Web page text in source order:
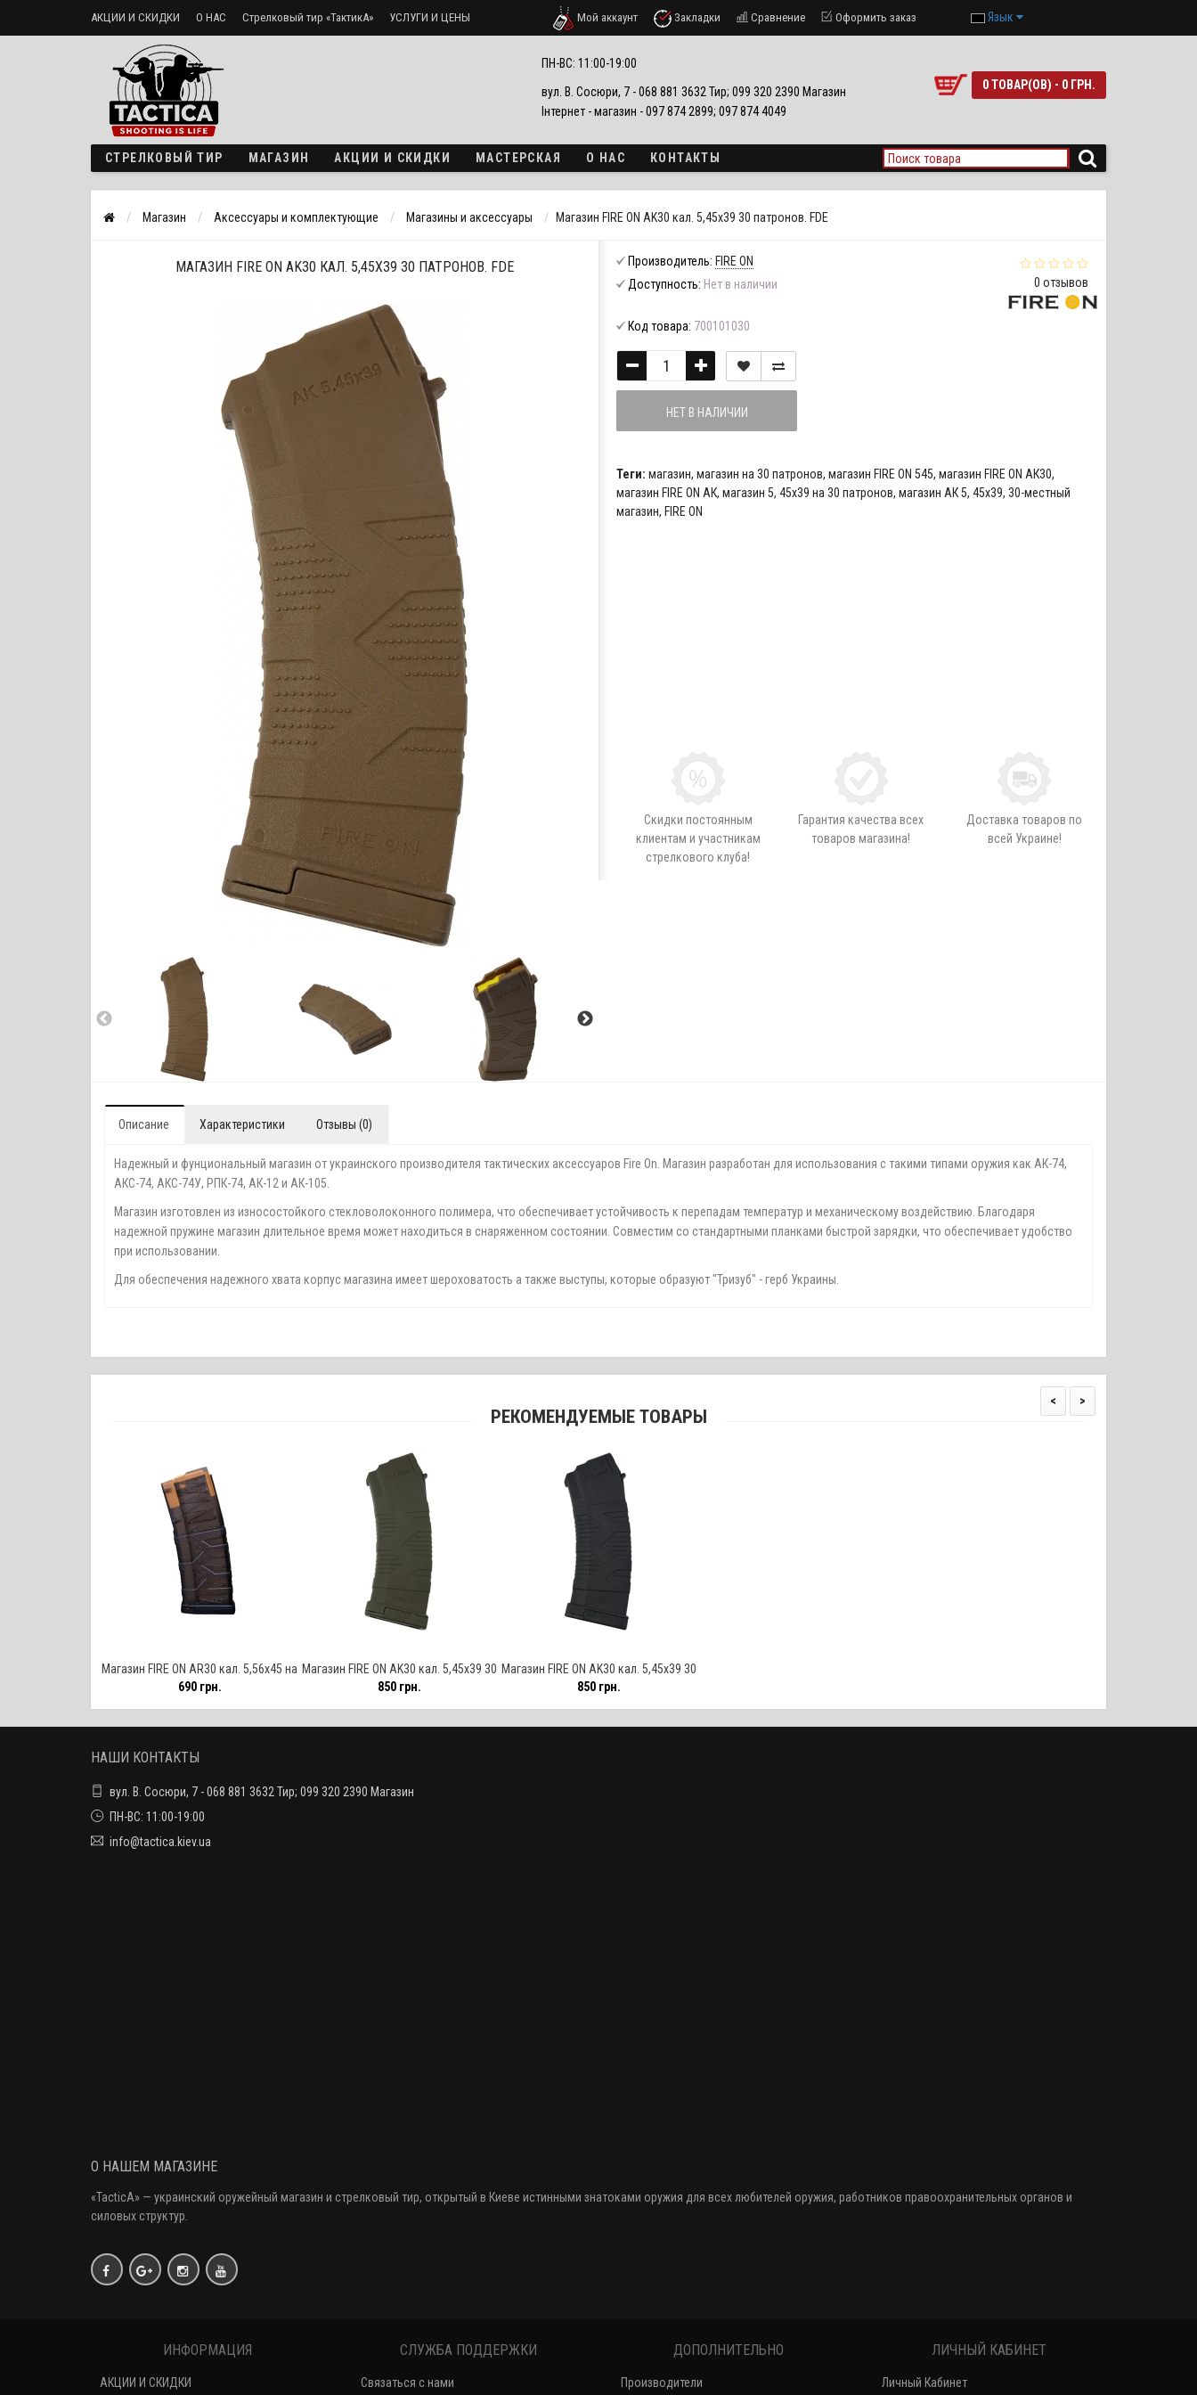
АКЦИИ И СКИДКИ О НАС Стрелковый тир «ТактикА» УСЛУГИ И ЦЕНЫ
Доставка и оплата
Мой аккаунт Закладки Сравнение Оформить заказ Язык
ПН-ВС: 11:00-19:00
вул. В. Сосюри, 7 - 068 881 3632 Тир; 099 320 2390 Магазин
Інтернет - магазин - 097 874 2899; 097 874 4049
0 ТОВАР(ОВ) - 0 ГРН.
СТРЕЛКОВЫЙ ТИР МАГАЗИН АКЦИИ И СКИДКИ МАСТЕРСКАЯ О НАС КОНТАКТЫ
Магазин Аксессуары и комплектующие Магазины и аксессуары Магазин FIRE ON AK30 кал. 5,45х39 30 патронов. FDE
МАГАЗИН FIRE ON AK30 КАЛ. 5,45Х39 30 ПАТРОНОВ. FDE
0 отзывов
Производитель: FIRE ON
Доступность: Нет в наличии
Код товара: 700101030
НЕТ В НАЛИЧИИ
Теги: магазин, магазин на 30 патронов, магазин FIRE ON 545, магазин FIRE ON АК30,
магазин FIRE ON АК, магазин 5, 45х39 на 30 патронов, магазин АК 5, 45х39, 30-местный
магазин, FIRE ON
Скидки постоянным
клиентам и участникам
стрелкового клуба!
Гарантия качества всех
товаров магазина!
Доставка товаров по
всей Украине!
Описание Характеристики Отзывы (0)
Надежный и фунциональный магазин от украинского производителя тактических аксессуаров Fire On. Магазин разработан для использования с такими типами оружия как АК-74,
АКС-74, АКС-74У, РПК-74, АК-12 и АК-105.
Магазин изготовлен из износостойкого стекловолоконного полимера, что обеспечивает устойчивость к перепадам температур и механическому воздействию. Благодаря
надежной пружине магазин длительное время может находиться в снаряженном состоянии. Совместим со стандартными планками быстрой зарядки, что обеспечивает удобство
при использовании.
Для обеспечения надежного хвата корпус магазина имеет шероховатость а также выступы, которые образуют "Тризуб" - герб Украины.
РЕКОМЕНДУЕМЫЕ ТОВАРЫ
Магазин FIRE ON AR30 кал. 5,56х45 на
30 патронов. Прозрачный
690 грн.
Магазин FIRE ON AK30 кал. 5,45х39 30
патронов. ODG
850 грн.
Магазин FIRE ON AK30 кал. 5,45х39 30
патронов. Black
850 грн.
< >
НАШИ КОНТАКТЫ
вул. В. Сосюри, 7 - 068 881 3632 Тир; 099 320 2390 Магазин
ПН-ВС: 11:00-19:00
info@tactica.kiev.ua
О НАШЕМ МАГАЗИНЕ
«TacticA» — украинский оружейный магазин и стрелковый тир, открытый в Киеве истинными знатоками оружия для всех любителей оружия, работников правоохранительных органов и
силовых структур.
ИНФОРМАЦИЯ
АКЦИИ И СКИДКИ
СЛУЖБА ПОДДЕРЖКИ
Связаться с нами
ДОПОЛНИТЕЛЬНО
Производители
ЛИЧНЫЙ КАБИНЕТ
Личный Кабинет